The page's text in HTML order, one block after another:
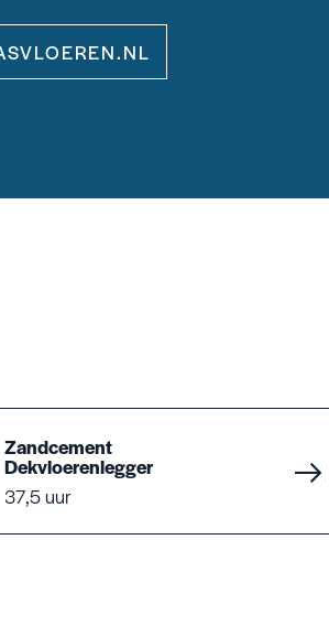
Zandcement
Dekvloerenlegger
37,5 uur